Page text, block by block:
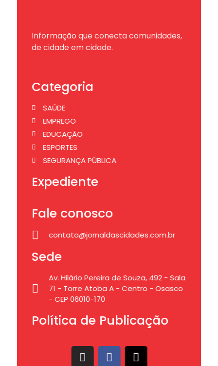
Informação que conecta comunidades,
de cidade em cidade.
Categoria
SAÚDE
EMPREGO
EDUCAÇÃO
ESPORTES
SEGURANÇA PÚBLICA
Expediente
Fale conosco
contato@jornaldascidades.com.br
Sede
Av. Hilário Pereira de Souza, 492 - Sala
71 - Torre Atoba A - Centro - Osasco
- CEP 06010-170
Política de Publicação